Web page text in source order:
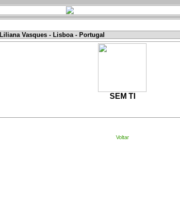
Liliana Vasques - Lisboa - Portugal
SEM TI
Voltar